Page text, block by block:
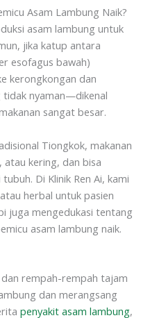
Asam Lambung Naik?
asam lambung untuk
jika katup antara
esofagus bawah)
kerongkongan dan
tidak nyaman—dikenal
sangat besar.
Tiongkok, makanan
atau kering, dan bisa
Di Klinik Ren Ai, kami
herbal untuk pasien
juga mengedukasi tentang
asam lambung naik.
rempah-rempah tajam
dan merangsang
penyakit asam lambung,